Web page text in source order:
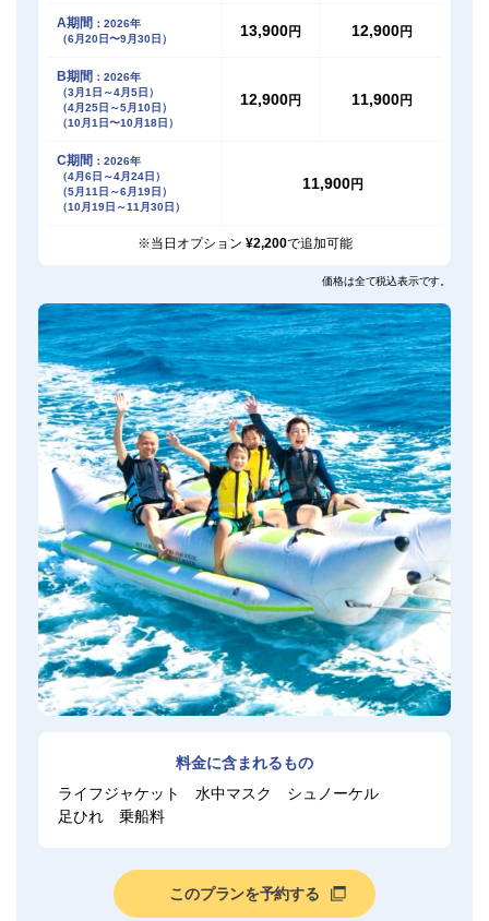
A期間 ：2026年
（6月20日〜9月30日）
13,900円 12,900円
B期間 ：2026年
（3月1日～4月5日）
（4月25日～5月10日）
（10月1日〜10月18日）
12,900円 11,900円
C期間 ：2026年
（4月6日～4月24日）
（5月11日～6月19日）
（10月19日～11月30日）
11,900円
※当日オプション ¥2,200で追加可能
価格は全て税込表示です。
料金に含まれるもの
ライフジャケット
水中マスク
シュノーケル
足ひれ
乗船料
このプランを予約する